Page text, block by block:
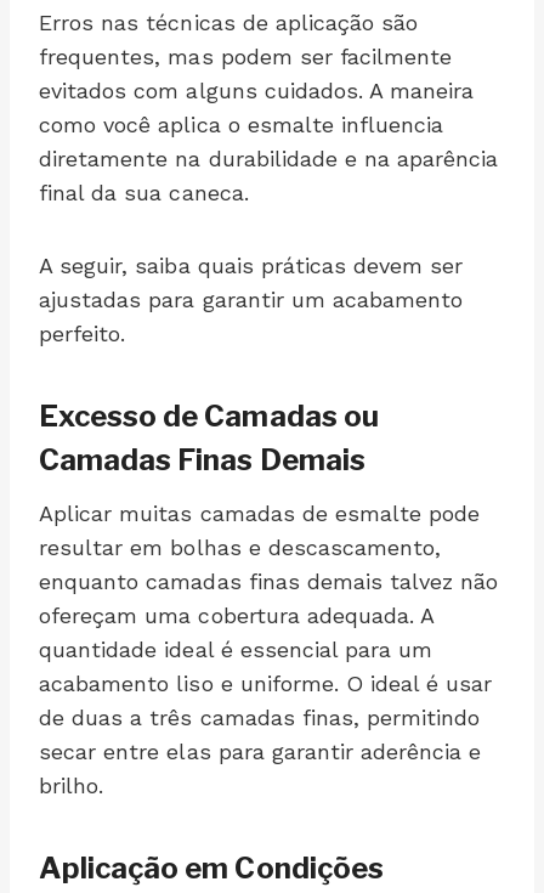
Erros nas técnicas de aplicação são
frequentes, mas podem ser facilmente
evitados com alguns cuidados. A maneira
como você aplica o esmalte influencia
diretamente na durabilidade e na aparência
final da sua caneca.
A seguir, saiba quais práticas devem ser
ajustadas para garantir um acabamento
perfeito.
Excesso de Camadas ou
Camadas Finas Demais
Aplicar muitas camadas de esmalte pode
resultar em bolhas e descascamento,
enquanto camadas finas demais talvez não
ofereçam uma cobertura adequada. A
quantidade ideal é essencial para um
acabamento liso e uniforme. O ideal é usar
de duas a três camadas finas, permitindo
secar entre elas para garantir aderência e
brilho.
Aplicação em Condições